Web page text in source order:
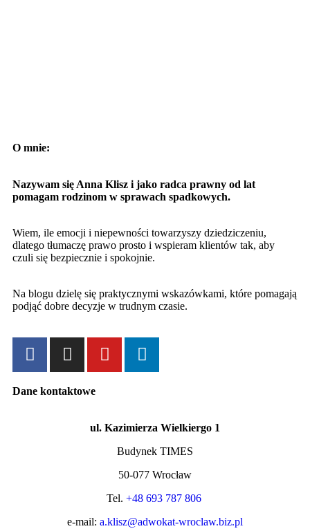
O mnie:
Nazywam się Anna Klisz i jako radca prawny od lat
pomagam rodzinom w sprawach spadkowych.
Wiem, ile emocji i niepewności towarzyszy dziedziczeniu,
dlatego tłumaczę prawo prosto i wspieram klientów tak, aby
czuli się bezpiecznie i spokojnie.
Na blogu dzielę się praktycznymi wskazówkami, które pomagają
podjąć dobre decyzje w trudnym czasie.
Dane kontaktowe
ul. Kazimierza Wielkiergo 1
Budynek TIMES
50-077 Wrocław
Tel. +48 693 787 806
e-mail: a.klisz@adwokat-wroclaw.biz.pl